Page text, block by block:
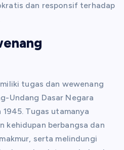
dan responsif terhadap
tugas dan wewenang
Undang Dasar Negara
1945. Tugas utamanya
kehidupan berbangsa dan
serta melindungi